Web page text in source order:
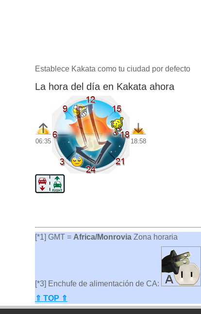
Establece Kakata como tu ciudad por defecto
La hora del día en Kakata ahora
06:35 18:58
[*1] GMT = Africa/Monrovia Zona horaria
[*3] Enchufe de alimentación de CA:
⇑ TOP ⇑